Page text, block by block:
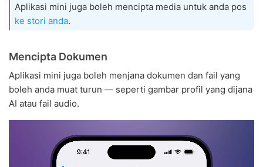
Aplikasi mini juga boleh mencipta media untuk anda pos
ke stori anda.
Mencipta Dokumen
Aplikasi mini juga boleh menjana dokumen dan fail yang
boleh anda muat turun — seperti gambar profil yang dijana
AI atau fail audio.